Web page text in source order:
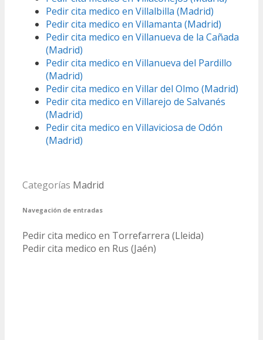
Pedir cita medico en Villalbilla (Madrid)
Pedir cita medico en Villamanta (Madrid)
Pedir cita medico en Villanueva de la Cañada
(Madrid)
Pedir cita medico en Villanueva del Pardillo
(Madrid)
Pedir cita medico en Villar del Olmo (Madrid)
Pedir cita medico en Villarejo de Salvanés
(Madrid)
Pedir cita medico en Villaviciosa de Odón
(Madrid)
Categorías Madrid
Navegación de entradas
Pedir cita medico en Torrefarrera (Lleida)
Pedir cita medico en Rus (Jaén)